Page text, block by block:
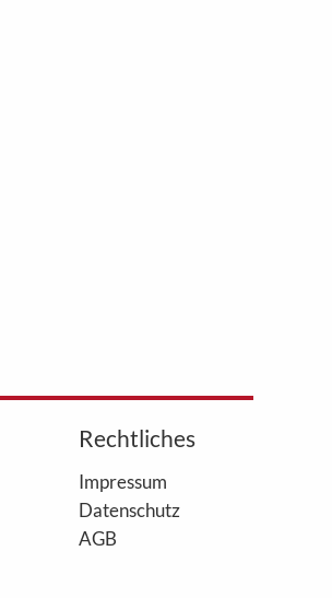
Rechtliches
Impressum
Datenschutz
AGB